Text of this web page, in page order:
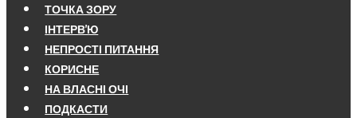
ТОЧКА ЗОРУ
ІНТЕРВ'Ю
НЕПРОСТІ ПИТАННЯ
КОРИСНЕ
НА ВЛАСНІ ОЧІ
ПОДКАСТИ